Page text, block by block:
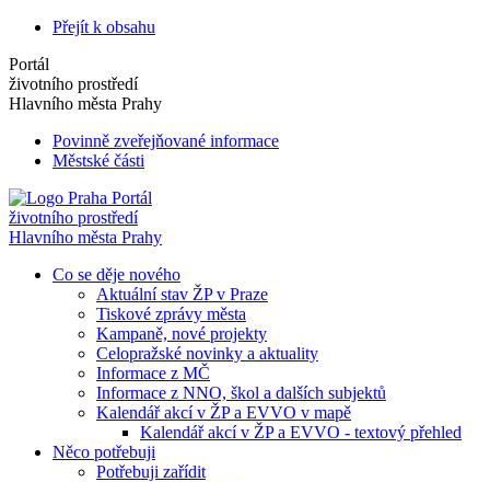
Přejít k obsahu
Portál
životního prostředí
Hlavního města Prahy
Povinně zveřejňované informace
Městské části
Portál
životního prostředí
Hlavního města Prahy
Co se děje nového
Aktuální stav ŽP v Praze
Tiskové zprávy města
Kampaně, nové projekty
Celopražské novinky a aktuality
Informace z MČ
Informace z NNO, škol a dalších subjektů
Kalendář akcí v ŽP a EVVO v mapě
Kalendář akcí v ŽP a EVVO - textový přehled
Něco potřebuji
Potřebuji zařídit